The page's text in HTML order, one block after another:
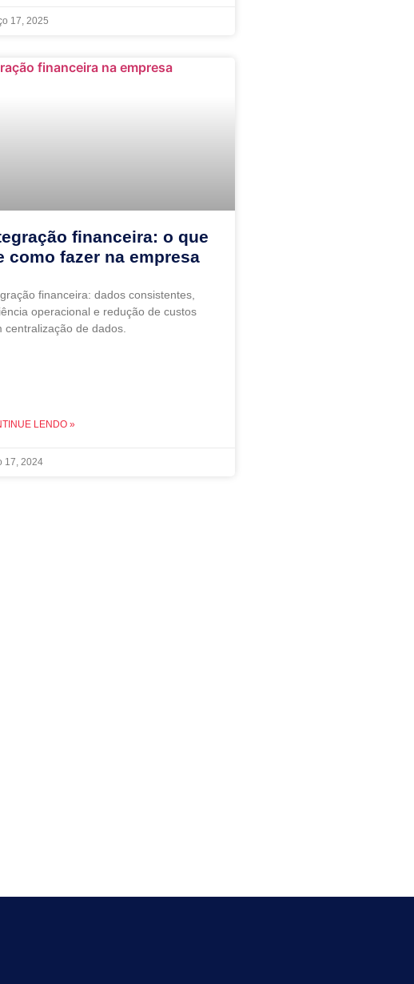
17, 2025
financeira: o que
como fazer na empresa
financeira: dados consistentes,
operacional e redução de custos
centralização de dados.
LENDO »
17, 2024